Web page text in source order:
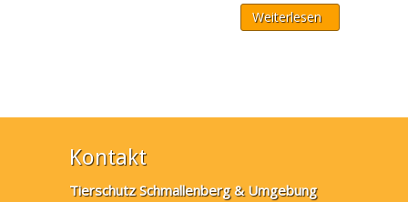
Weiterlesen
Kontakt
Tierschutz Schmallenberg & Umgebung